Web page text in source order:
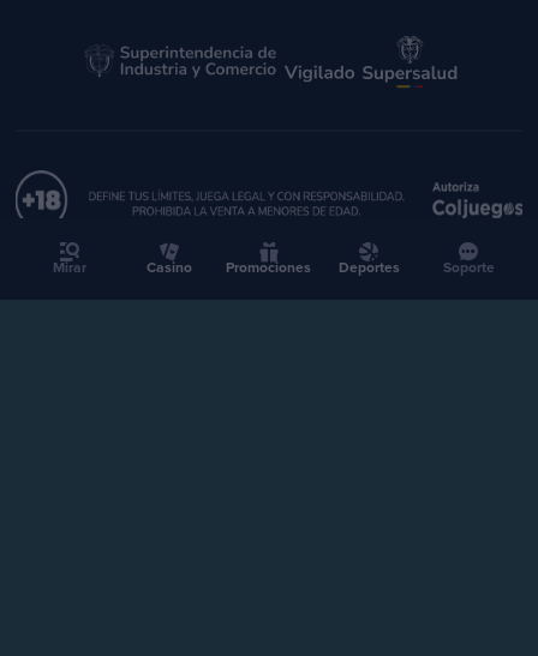
Mirar Casino Promociones Deportes Soporte